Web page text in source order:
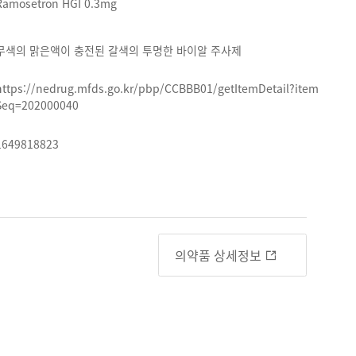
색의 맑은액이 충전된 갈색의 투명한 바이알 주사제
nedrug.mfds.go.kr/pbp/CCBBB01/getItemDetail?item
의약품 상세정보